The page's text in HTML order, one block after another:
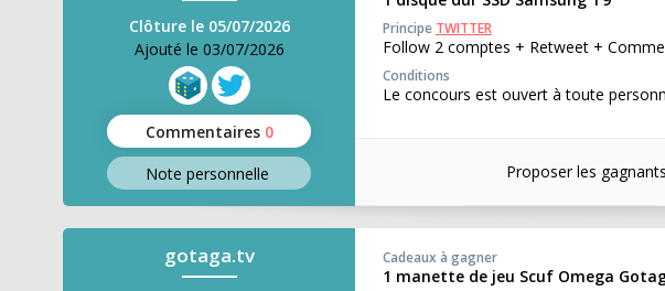
Clôture le 05/07/2026
Ajouté le 03/07/2026
Commentaires 0
Note personnelle
Principe TWITTER
Follow 2 comptes + Retweet +
Conditions
Le concours est ouvert à toute
Proposer les gagnants
gotaga.tv Cadeaux à gagner
1 manette de jeu Scuf Omega